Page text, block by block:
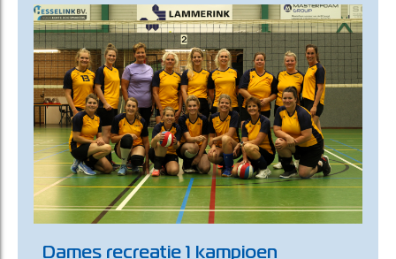
Dames recreatie 1 kampioen